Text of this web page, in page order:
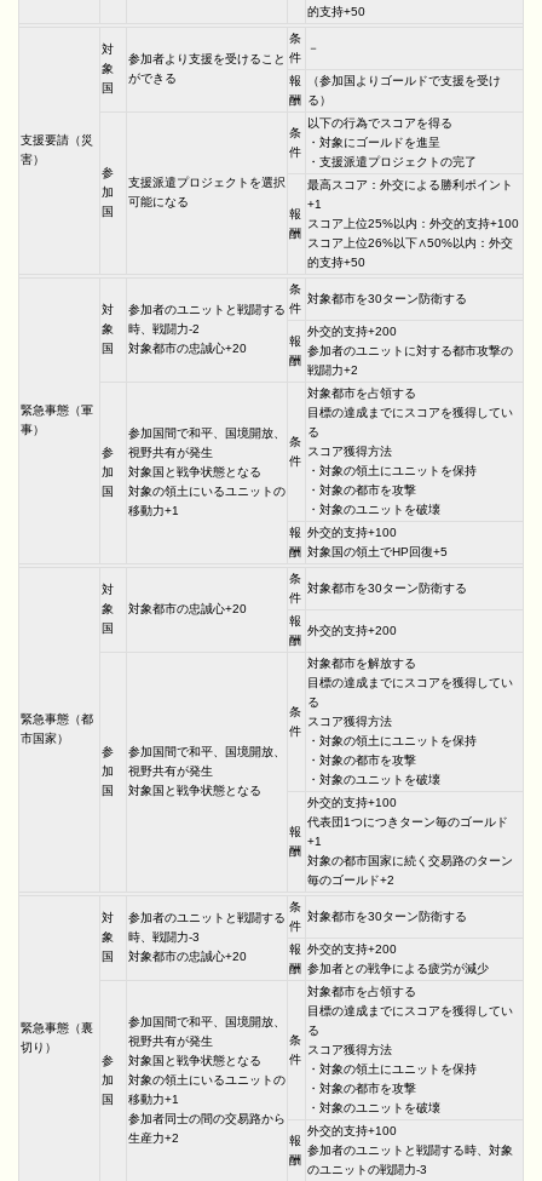
的支持+50
支援要請（災
害）
対
象
国
参加者より支援を受けること
ができる
条
件
－
報
酬
（参加国よりゴールドで支援を受け
る）
参
加
国
支援派遣プロジェクトを選択
可能になる
条
件
以下の行為でスコアを得る
・対象にゴールドを進呈
・支援派遣プロジェクトの完了
報
酬
最高スコア：外交による勝利ポイント
+1
スコア上位25%以内：外交的支持+100
スコア上位26%以下∧50%以内：外交
的支持+50
緊急事態（軍
事）
対
象
国
参加者のユニットと戦闘する
時、戦闘力-2
対象都市の忠誠心+20
条
件
対象都市を30ターン防衛する
報
酬
外交的支持+200
参加者のユニットに対する都市攻撃の
戦闘力+2
参
加
国
参加国間で和平、国境開放、
視野共有が発生
対象国と戦争状態となる
対象の領土にいるユニットの
移動力+1
条
件
対象都市を占領する
目標の達成までにスコアを獲得してい
る
スコア獲得方法
・対象の領土にユニットを保持
・対象の都市を攻撃
・対象のユニットを破壊
報
酬
外交的支持+100
対象国の領土でHP回復+5
緊急事態（都
市国家）
対
象
国
対象都市の忠誠心+20
条
件
対象都市を30ターン防衛する
報
酬
外交的支持+200
参
加
国
参加国間で和平、国境開放、
視野共有が発生
対象国と戦争状態となる
条
件
対象都市を解放する
目標の達成までにスコアを獲得してい
る
スコア獲得方法
・対象の領土にユニットを保持
・対象の都市を攻撃
・対象のユニットを破壊
報
酬
外交的支持+100
代表団1つにつきターン毎のゴールド
+1
対象の都市国家に続く交易路のターン
毎のゴールド+2
緊急事態（裏
切り）
対
象
国
参加者のユニットと戦闘する
時、戦闘力-3
対象都市の忠誠心+20
条
件
対象都市を30ターン防衛する
報
酬
外交的支持+200
参加者との戦争による疲労が減少
参
加
国
参加国間で和平、国境開放、
視野共有が発生
対象国と戦争状態となる
対象の領土にいるユニットの
移動力+1
参加者同士の間の交易路から
生産力+2
条
件
対象都市を占領する
目標の達成までにスコアを獲得してい
る
スコア獲得方法
・対象の領土にユニットを保持
・対象の都市を攻撃
・対象のユニットを破壊
報
酬
外交的支持+100
参加者のユニットと戦闘する時、対象
のユニットの戦闘力-3